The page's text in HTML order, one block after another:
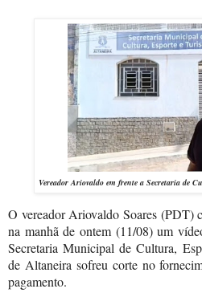
Vereador Ariovaldo em frente a Secretaria de
O vereador Ariovaldo Soares (PDT)
na manhã de ontem (11/08) um
Secretaria Municipal de Cultura,
de Altaneira sofreu corte no
pagamento.